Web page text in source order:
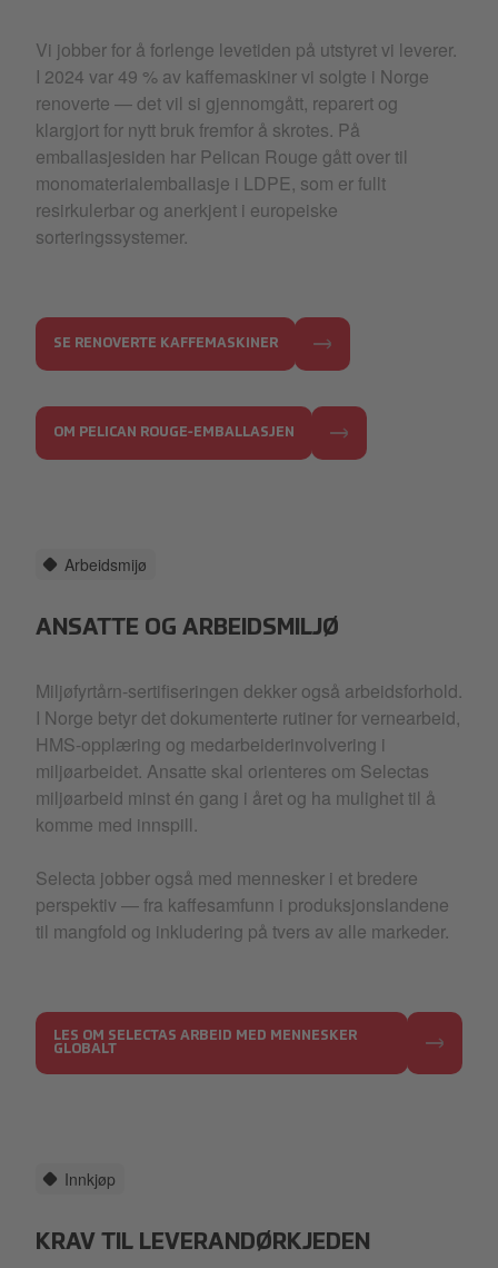
Vi jobber for å forlenge levetiden på utstyret vi leverer.
I 2024 var 49 % av kaffemaskiner vi solgte i Norge
renoverte — det vil si gjennomgått, reparert og
klargjort for nytt bruk fremfor å skrotes. På
emballasjesiden har Pelican Rouge gått over til
monomaterialemballasje i LDPE, som er fullt
resirkulerbar og anerkjent i europeiske
sorteringssystemer.
SE RENOVERTE KAFFEMASKINER
OM PELICAN ROUGE-EMBALLASJEN
Arbeidsmijø
ANSATTE OG ARBEIDSMILJØ
Miljøfyrtårn-sertifiseringen dekker også arbeidsforhold.
I Norge betyr det dokumenterte rutiner for vernearbeid,
HMS-opplæring og medarbeiderinvolvering i
miljøarbeidet. Ansatte skal orienteres om Selectas
miljøarbeid minst én gang i året og ha mulighet til å
komme med innspill.
Selecta jobber også med mennesker i et bredere
perspektiv — fra kaffesamfunn i produksjonslandene
til mangfold og inkludering på tvers av alle markeder.
LES OM SELECTAS ARBEID MED MENNESKER
GLOBALT
Innkjøp
KRAV TIL LEVERANDØRKJEDEN